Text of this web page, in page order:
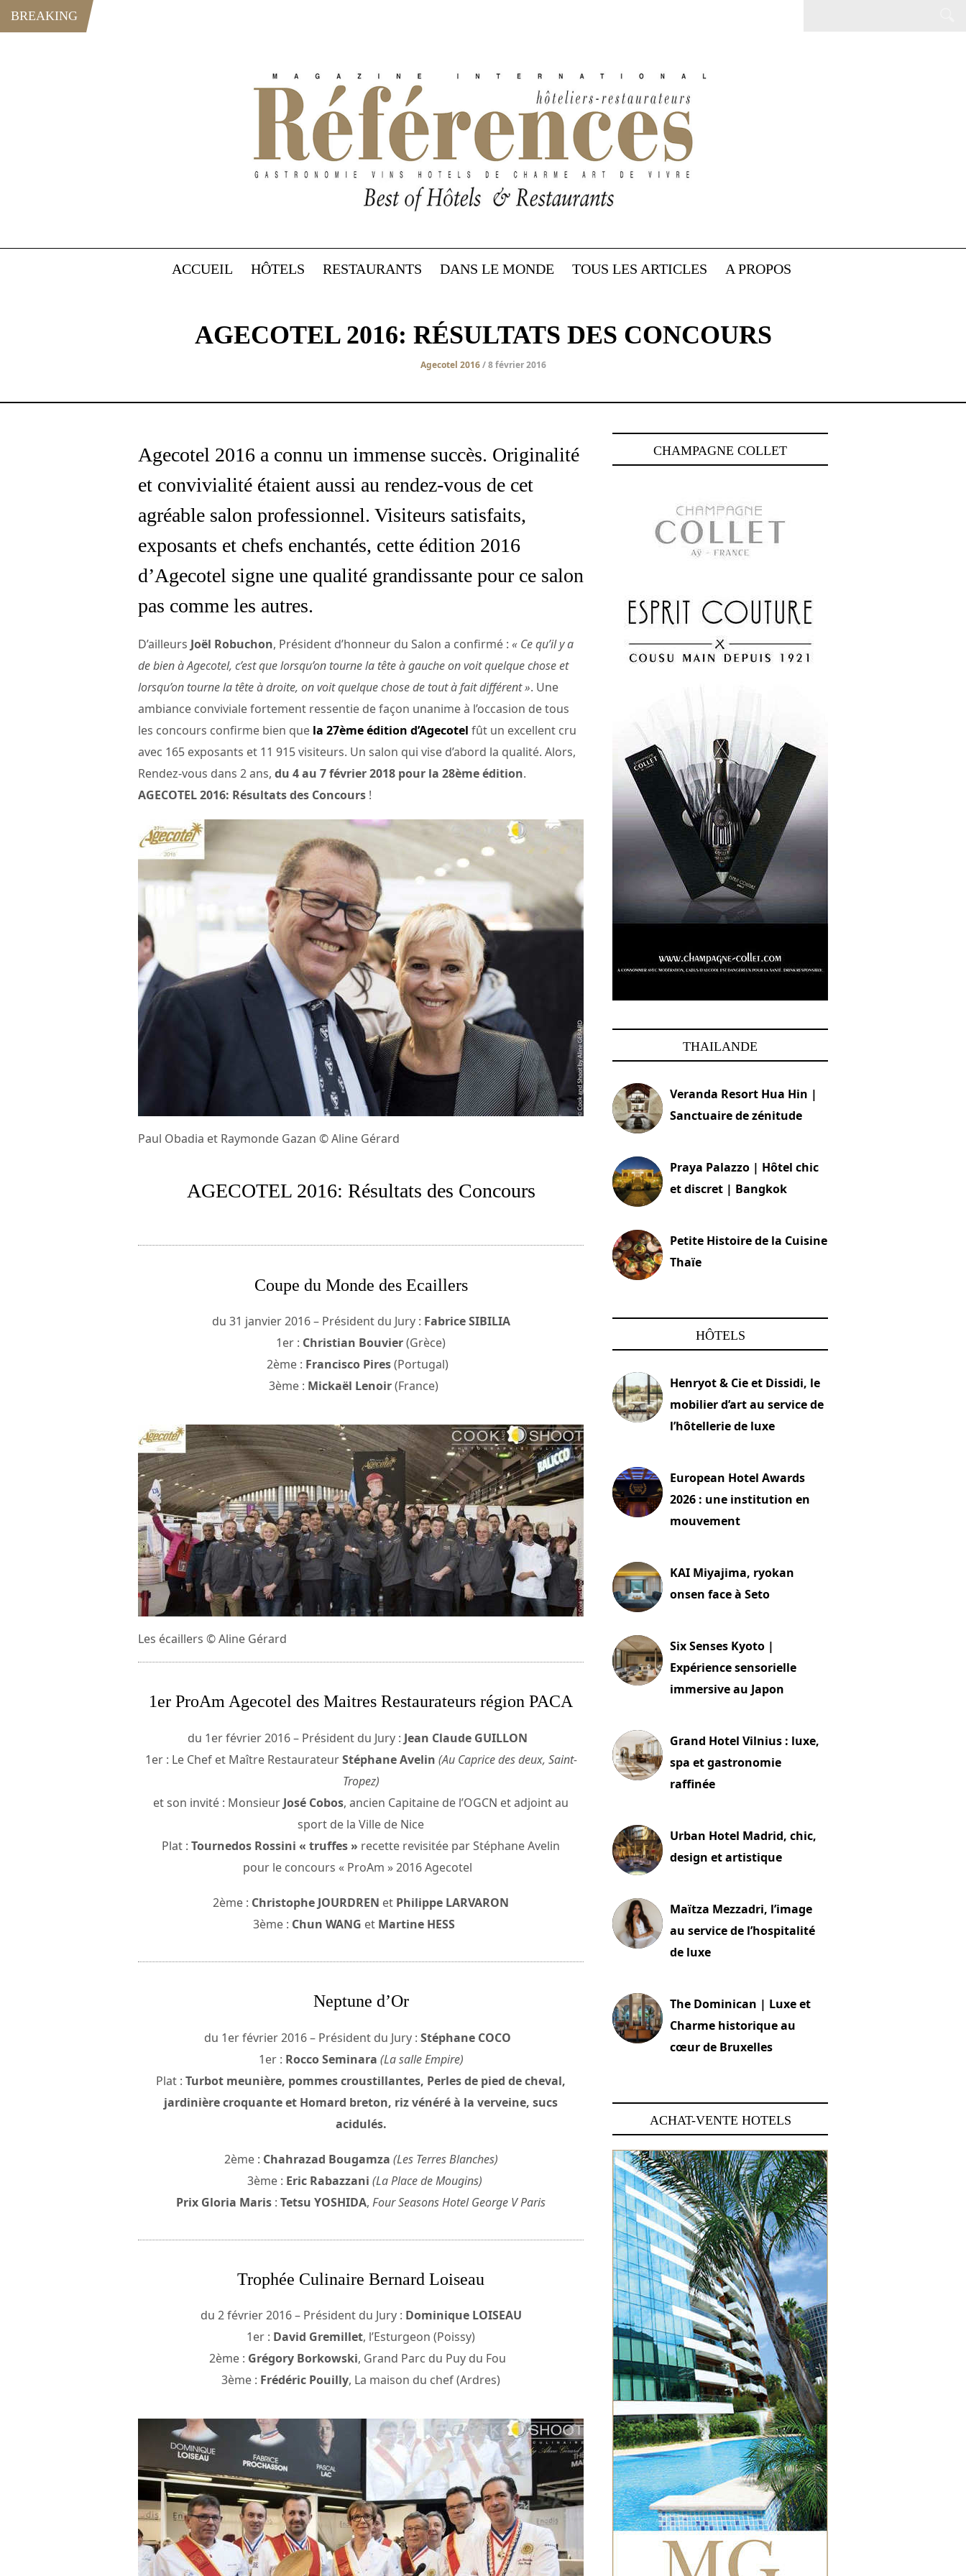
BREAKING
ACCUEIL HÔTELS RESTAURANTS DANS LE MONDE TOUS LES ARTICLES A PROPOS
AGECOTEL 2016: RÉSULTATS DES CONCOURS
Agecotel 2016/ 8 février 2016
Agecotel 2016 a connu un immense succès. Originalité
et convivialité étaient aussi au rendez-vous de cet
agréable salon professionnel. Visiteurs satisfaits,
exposants et chefs enchantés, cette édition 2016
d’Agecotel signe une qualité grandissante pour ce salon
pas comme les autres.
D’ailleurs Joël Robuchon, Président d’honneur du Salon a confirmé : « Ce qu’il y a
de bien à Agecotel, c’est que lorsqu’on tourne la tête à gauche on voit quelque chose et
lorsqu’on tourne la tête à droite, on voit quelque chose de tout à fait différent ». Une
ambiance conviviale fortement ressentie de façon unanime à l’occasion de tous
les concours confirme bien que la 27ème édition d’Agecotel fût un excellent cru
avec 165 exposants et 11 915 visiteurs. Un salon qui vise d’abord la qualité. Alors,
Rendez-vous dans 2 ans, du 4 au 7 février 2018 pour la 28ème édition.
AGECOTEL 2016: Résultats des Concours !
Paul Obadia et Raymonde Gazan © Aline Gérard
AGECOTEL 2016: Résultats des Concours
Coupe du Monde des Ecaillers
du 31 janvier 2016 – Président du Jury : Fabrice SIBILIA
1er : Christian Bouvier(Grèce)
2ème : Francisco Pires(Portugal)
3ème : Mickaël Lenoir(France)
Les écaillers © Aline Gérard
1er ProAm Agecotel des Maitres Restaurateurs région PACA
du 1er février 2016 – Président du Jury : Jean Claude GUILLON
1er : Le Chef et Maître RestaurateurStéphane Avelin (Au Caprice des deux, Saint-
Tropez)
et son invité : Monsieur José Cobos, ancien Capitaine de l’OGCN et adjoint au
sport de la Ville de Nice
Plat : Tournedos Rossini « truffes » recette revisitée par Stéphane Avelin
pour le concours « ProAm » 2016 Agecotel
2ème : Christophe JOURDREN et Philippe LARVARON
3ème : Chun WANG et Martine HESS
Neptune d’Or
du 1er février 2016 – Président du Jury : Stéphane COCO
1er : Rocco Seminara (La salle Empire)
Plat : Turbot meunière, pommes croustillantes, Perles de pied de cheval,
jardinière croquante et Homard breton, riz vénéré à la verveine, sucs
acidulés.
2ème : Chahrazad Bougamza (Les Terres Blanches)
3ème : Eric Rabazzani (La Place de Mougins)
Prix Gloria Maris : Tetsu YOSHIDA, Four Seasons Hotel George V Paris
Trophée Culinaire Bernard Loiseau
du 2 février 2016 – Président du Jury : Dominique LOISEAU
1er : David Gremillet, l’Esturgeon (Poissy)
2ème : Grégory Borkowski, Grand Parc du Puy du Fou
3ème : Frédéric Pouilly, La maison du chef (Ardres)
CHAMPAGNE COLLET
THAILANDE
Veranda Resort Hua Hin |
Sanctuaire de zénitude
Praya Palazzo | Hôtel chic
et discret | Bangkok
Petite Histoire de la Cuisine
Thaïe
HÔTELS
Henryot & Cie et Dissidi, le
mobilier d’art au service de
l’hôtellerie de luxe
European Hotel Awards
2026 : une institution en
mouvement
KAI Miyajima, ryokan
onsen face à Seto
Six Senses Kyoto |
Expérience sensorielle
immersive au Japon
Grand Hotel Vilnius : luxe,
spa et gastronomie
raffinée
Urban Hotel Madrid, chic,
design et artistique
Maïtza Mezzadri, l’image
au service de l’hospitalité
de luxe
The Dominican | Luxe et
Charme historique au
cœur de Bruxelles
ACHAT-VENTE HOTELS